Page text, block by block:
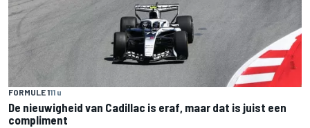
FORMULE 111 u
De nieuwigheid van Cadillac is eraf, maar dat is juist een
compliment